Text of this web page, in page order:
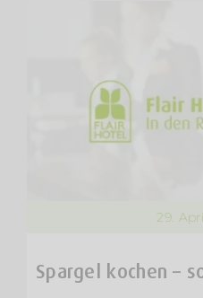
29.
Spargel kochen –